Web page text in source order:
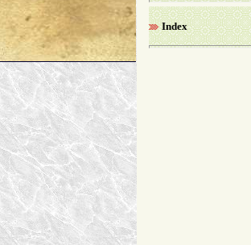
Index